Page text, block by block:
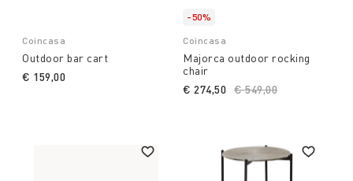
Coincasa
Outdoor bar cart
€ 159,00
-50%
Coincasa
Majorca outdoor rocking
chair
Price reduced from
€ 549,00
€ 274,50